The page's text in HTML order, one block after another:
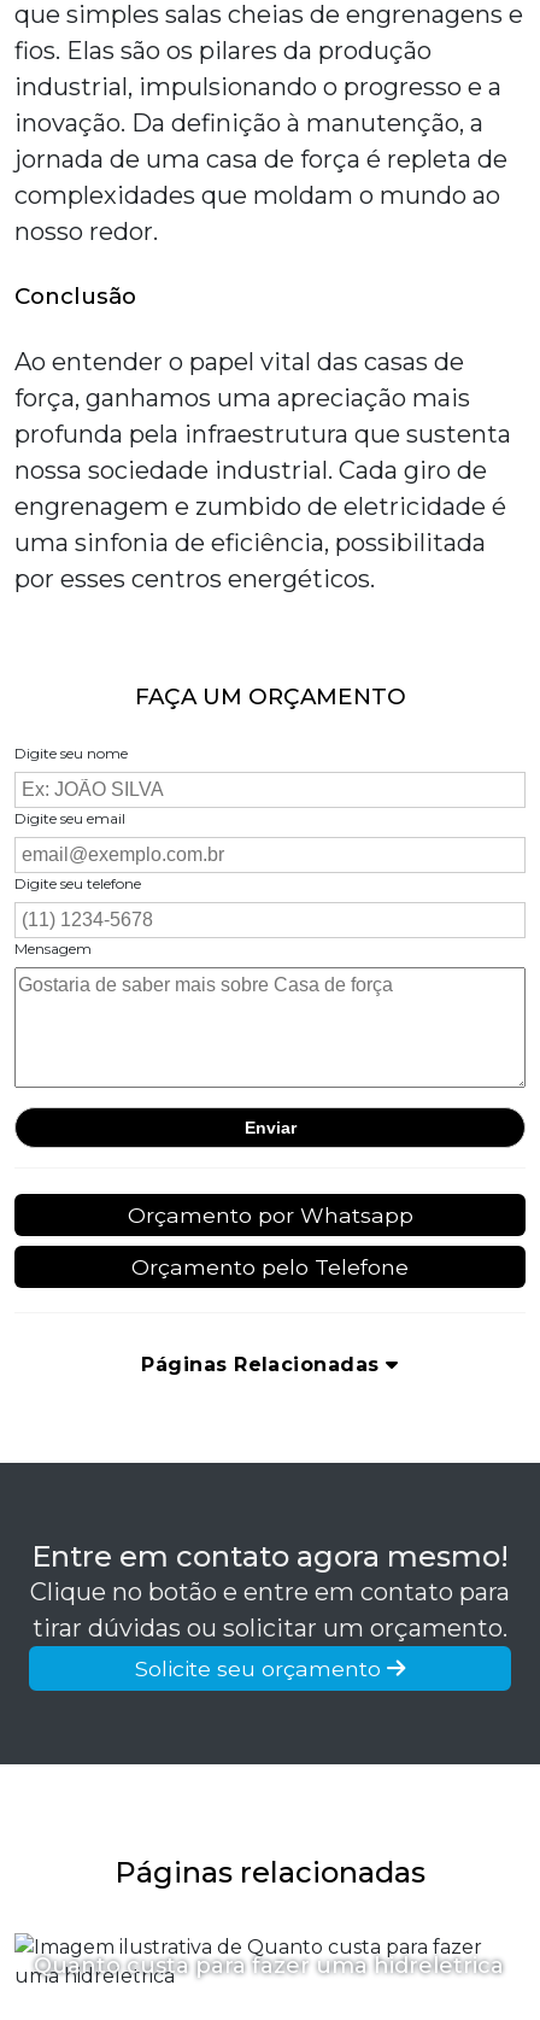
que simples salas cheias de engrenagens e
fios. Elas são os pilares da produção
industrial, impulsionando o progresso e a
inovação. Da definição à manutenção, a
jornada de uma casa de força é repleta de
complexidades que moldam o mundo ao
nosso redor.
Conclusão
Ao entender o papel vital das casas de
força, ganhamos uma apreciação mais
profunda pela infraestrutura que sustenta
nossa sociedade industrial. Cada giro de
engrenagem e zumbido de eletricidade é
uma sinfonia de eficiência, possibilitada
por esses centros energéticos.
FAÇA UM ORÇAMENTO
Digite seu nome
Digite seu email
Digite seu telefone
Mensagem
Orçamento por Whatsapp
Orçamento pelo Telefone
Páginas Relacionadas
Entre em contato agora mesmo!
Clique no botão e entre em contato para
tirar dúvidas ou solicitar um orçamento.
Solicite seu orçamento
Páginas relacionadas
Quanto custa para fazer uma hidreletrica